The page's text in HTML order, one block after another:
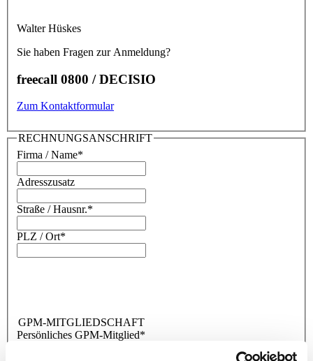
Walter Hüskes
Sie haben Fragen zur Anmeldung?
freecall 0800 / DECISIO
Zum Kontaktformular
RECHNUNGSANSCHRIFT
Firma / Name*
Adresszusatz
Straße / Hausnr.*
PLZ / Ort*
GPM-MITGLIEDSCHAFT
Persönliches GPM-Mitglied*